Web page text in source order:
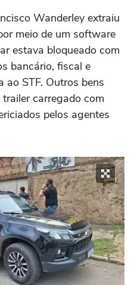
Wanderley extraiu
meio de um software
estava bloqueado com
bancário, fiscal e
ao STF. Outros bens
carregado com
pelos agentes